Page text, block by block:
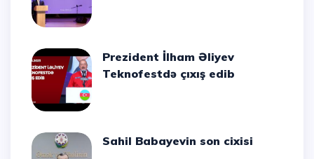
Prezident İlham Əliyev
Teknofestdə çıxış edib
Sahil Babayevin son cixisi